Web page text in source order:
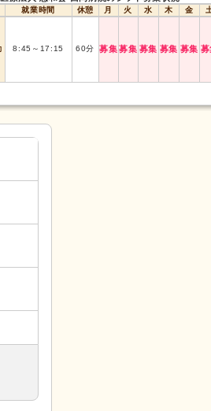
就業時間 休憩 月 火 水 木 金
8:45 ～ 17:15 60分 募集募集 募集 募集 募集 募